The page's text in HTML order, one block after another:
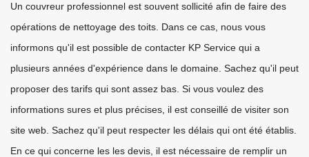
Un couvreur professionnel est souvent sollicité afin de faire des
opérations de nettoyage des toits. Dans ce cas, nous vous
informons qu'il est possible de contacter KP Service qui a
plusieurs années d'expérience dans le domaine. Sachez qu'il peut
proposer des tarifs qui sont assez bas. Si vous voulez des
informations sures et plus précises, il est conseillé de visiter son
site web. Sachez qu'il peut respecter les délais qui ont été établis.
En ce qui concerne les les devis, il est nécessaire de remplir un